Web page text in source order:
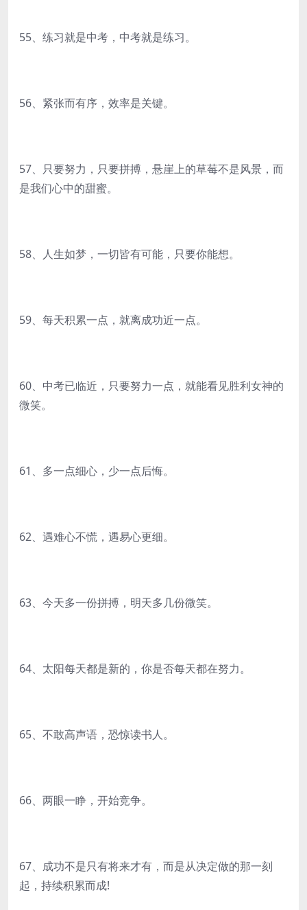
55、练习就是中考，中考就是练习。
56、紧张而有序，效率是关键。
57、只要努力，只要拼搏，悬崖上的草莓不是风景，而
是我们心中的甜蜜。
58、人生如梦，一切皆有可能，只要你能想。
59、每天积累一点，就离成功近一点。
60、中考已临近，只要努力一点，就能看见胜利女神的
微笑。
61、多一点细心，少一点后悔。
62、遇难心不慌，遇易心更细。
63、今天多一份拼搏，明天多几份微笑。
64、太阳每天都是新的，你是否每天都在努力。
65、不敢高声语，恐惊读书人。
66、两眼一睁，开始竞争。
67、成功不是只有将来才有，而是从决定做的那一刻
起，持续积累而成!